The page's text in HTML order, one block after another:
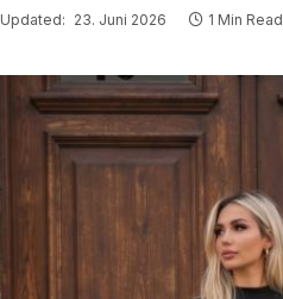
Updated: 23. Juni 2026 1 Min Read